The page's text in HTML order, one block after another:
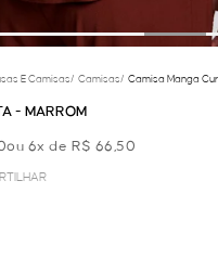
E Camisas/ Camisas/ Camisa Manga
- MARROM
ou 6x de R$ 66,50